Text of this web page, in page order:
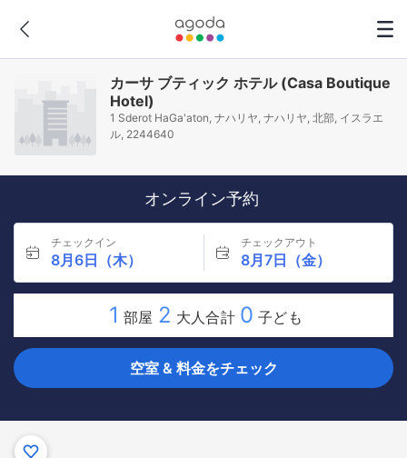
カーサ ブティック ホテル (Casa Boutique
Hotel)
1 Sderot HaGa'aton, ナハリヤ, ナハリヤ, 北部, イスラエ
ル, 2244640
オンライン予約
チェックイン
8月6日（木）
チェックアウト
8月7日（金）
1 部屋 2 大人合計 0 子ども
空室 & 料金をチェック